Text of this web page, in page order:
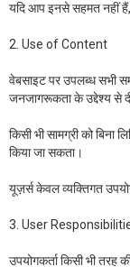
यदि आप इनसे सहमत नहीं
2. Use of Content
वेबसाइट पर उपलब्ध सभी
जनजागरूकता के उद्देश्य से
किसी भी सामग्री को बिना
किया जा सकता।
यूज़र्स केवल व्यक्तिगत
3. User
उपयोगकर्ता किसी भी